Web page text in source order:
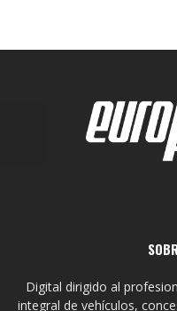
Digital dirigido al
integral de vehículos,